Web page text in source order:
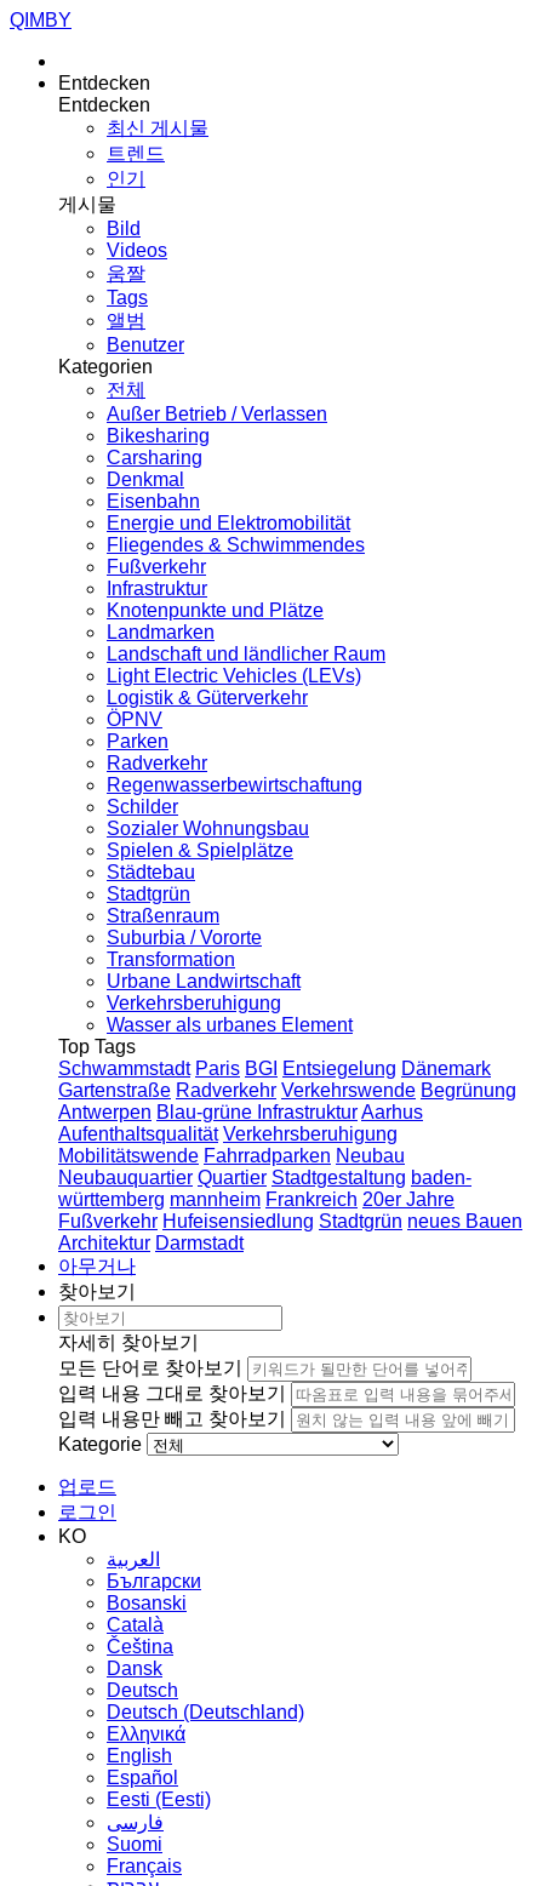
QIMBY
Entdecken
Entdecken
최신 게시물
트렌드
인기
게시물
Bild
Videos
움짤
Tags
앨범
Benutzer
Kategorien
전체
Außer Betrieb / Verlassen
Bikesharing
Carsharing
Denkmal
Eisenbahn
Energie und Elektromobilität
Fliegendes & Schwimmendes
Fußverkehr
Infrastruktur
Knotenpunkte und Plätze
Landmarken
Landschaft und ländlicher Raum
Light Electric Vehicles (LEVs)
Logistik & Güterverkehr
ÖPNV
Parken
Radverkehr
Regenwasserbewirtschaftung
Schilder
Sozialer Wohnungsbau
Spielen & Spielplätze
Städtebau
Stadtgrün
Straßenraum
Suburbia / Vororte
Transformation
Urbane Landwirtschaft
Verkehrsberuhigung
Wasser als urbanes Element
Top Tags
Schwammstadt Paris BGI Entsiegelung Dänemark
Gartenstraße Radverkehr Verkehrswende Begrünung
Antwerpen Blau-grüne InfrastrukturAarhus
Aufenthaltsqualität Verkehrsberuhigung
Mobilitätswende Fahrradparken Neubau
Neubauquartier Quartier Stadtgestaltung baden-
württemberg mannheim Frankreich 20er Jahre
Fußverkehr Hufeisensiedlung Stadtgrün neues Bauen
Architektur Darmstadt
아무거나
찾아보기
자세히 찾아보기
모든 단어로 찾아보기
입력 내용 그대로 찾아보기
입력 내용만 빼고 찾아보기
Kategorie
업로드
로그인
KO
العربية
Български
Bosanski
Сatalà
Čeština
Dansk
Deutsch
Deutsch (Deutschland)
Ελληνικά
English
Español
Eesti (Eesti)
فارسی
Suomi
Français